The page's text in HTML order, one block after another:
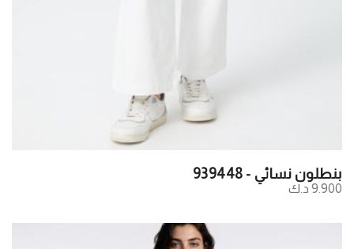
بنطلون نسائي - 939448
9.900 د.ك